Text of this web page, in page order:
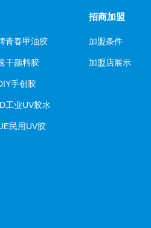
青春甲油胶
干颜料胶
手创胶
工业UV胶水
民用UV胶
招商加盟
加盟条件
加盟店展示